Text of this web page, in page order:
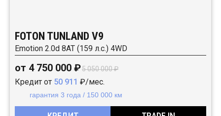
FOTON TUNLAND V9
Emotion 2.0d 8AT (159 л.с.) 4WD
от 4 750 000 ₽5 050 000 ₽
Кредит от 50 911 ₽/мес.
гарантия 3 года / 150 000 км